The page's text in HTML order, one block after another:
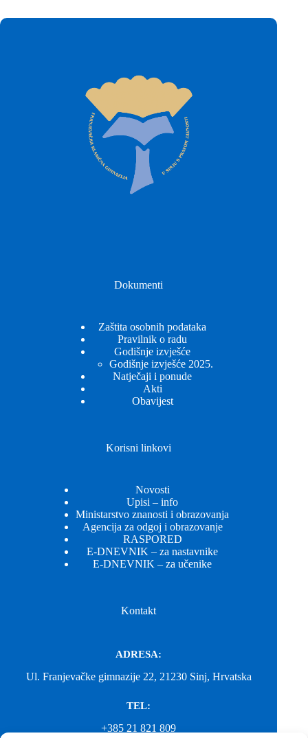
Dokumenti
Zaštita osobnih podataka
Pravilnik o radu
Godišnje izvješće
Godišnje izvješće 2025.
Natječaji i ponude
Akti
Obavijest
Korisni linkovi
Novosti
Upisi – info
Ministarstvo znanosti i obrazovanja
Agencija za odgoj i obrazovanje
RASPORED
E-DNEVNIK – za nastavnike
E-DNEVNIK – za učenike
Kontakt
ADRESA:
Ul. Franjevačke gimnazije 22, 21230 Sinj, Hrvatska
TEL:
+385 21 821 809